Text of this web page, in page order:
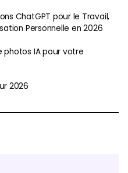
ChatGPT pour le Travail,
Personnelle en 2026
photos IA pour votre
2026